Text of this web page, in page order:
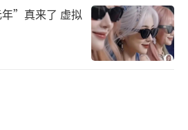
”真来了 虚拟